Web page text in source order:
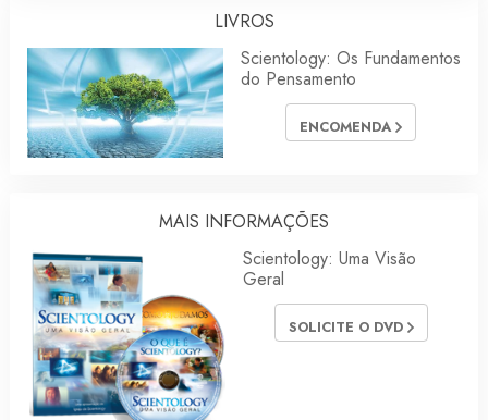
LIVROS
Scientology: Os Fundamentos
do Pensamento
ENCOMENDA
MAIS INFORMAÇÕES
Scientology: Uma Visão
Geral
SOLICITE O DVD